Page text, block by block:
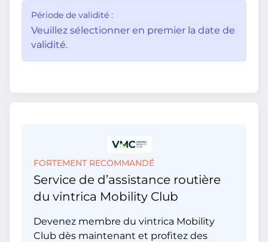
Période de validité :
Veuillez sélectionner en premier la date de
validité.
FORTEMENT RECOMMANDÉ
Service de d’assistance routière
du vintrica Mobility Club
Devenez membre du vintrica Mobility
Club dès maintenant et profitez des